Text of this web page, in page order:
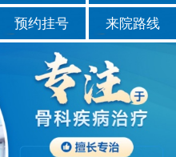
预约挂号 来院路线